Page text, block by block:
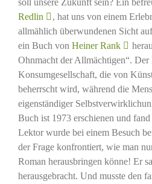
Redlin
, hat uns von einem
allmählich überwundenen Sicht
ein Buch von Heiner Rank
Ohnmacht der Allmächtigen“.
Konsumgesellschaft, die von
beherrscht wird, während die
eigenständiger
Buch ist 1973 erschienen und
Lektor wurde bei einem Besuch
der Frage konfrontiert, wie man
Roman herausbringen könne! Er
herausgebracht. Und musste den